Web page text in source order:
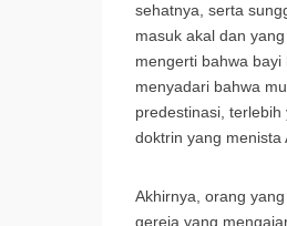
sehatnya, serta
masuk akal dan
mengerti bahwa
menyadari bahwa
predestinasi,
doktrin yang menista
Akhirnya, orang
gereja yang